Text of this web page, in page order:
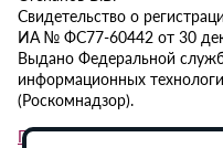
Свидетельство о
ИА № ФС77-60442 от 30
Выдано Федеральной
информационных
(Роскомнадзор).
Политика в отношении